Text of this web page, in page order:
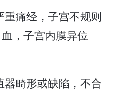
重痛经，子宫不规则
，子宫内膜异位
器畸形或缺陷，不合